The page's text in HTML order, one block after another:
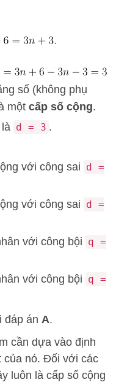
số (không phụ
một cấp số cộng.
d = 3 .
với công sai d =
với công sai d =
với công bội q =
với công bội q =
đáp án A.
cần dựa vào định
của nó. Đối với các
luôn là cấp số cộng